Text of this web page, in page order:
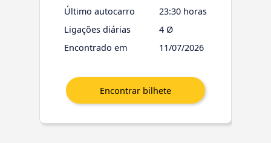
Último autocarro
23:30 horas
Ligações diárias
4 Ø
Encontrado em
11/07/2026